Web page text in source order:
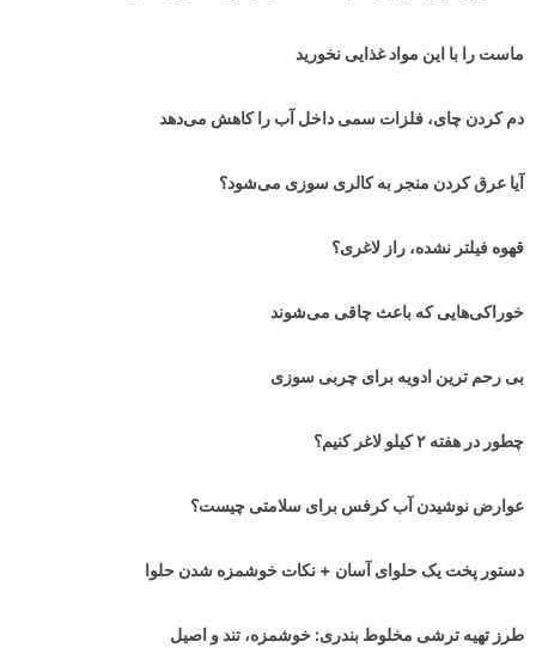
ماست را با این مواد غذایی نخورید
دم کردن چای، فلزات سمی داخل آب را کاهش می‌دهد
آیا عرق کردن منجر به کالری سوزی می‌شود؟
قهوه فیلتر نشده، راز لاغری؟
خوراکی‌هایی که باعث چاقی می‌شوند
بی رحم ترین ادویه برای چربی سوزی
چطور در هفته ۲ کیلو لاغر کنیم؟
عوارض نوشیدن آب کرفس برای سلامتی چیست؟
دستور پخت یک حلوای آسان + نکات خوشمزه شدن حلوا
طرز تهیه ترشی مخلوط بندری: خوشمزه، تند و اصیل